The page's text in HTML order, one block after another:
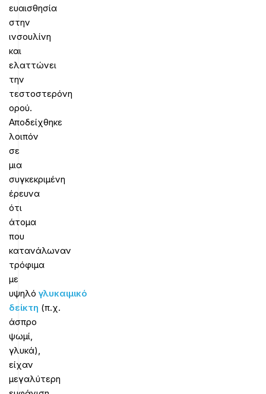
ευαισθησία
στην
ινσουλίνη
και
ελαττώνει
την
τεστοστερόνη
ορού.
Αποδείχθηκε
λοιπόν
σε
μια
συγκεκριμένη
έρευνα
ότι
άτομα
που
κατανάλωναν
τρόφιμα
με
υψηλό γλυκαιμικό
δείκτη (π.χ.
άσπρο
ψωμί,
γλυκά),
είχαν
μεγαλύτερη